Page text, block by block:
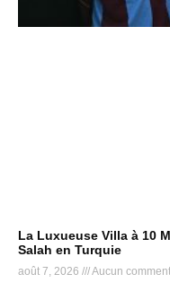
La Luxueuse Villa à 10
Salah en Turquie
août 7, 2026 Aucun